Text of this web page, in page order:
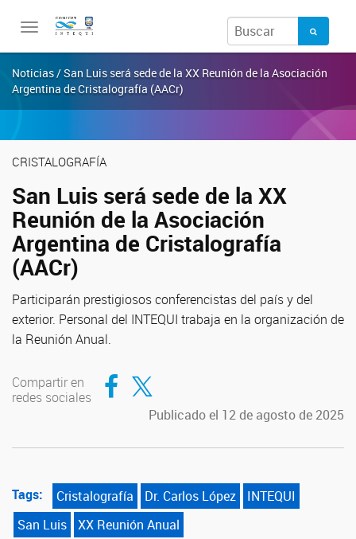
Toggle
Noticias / San Luis será sede de la XX Reunión de la Asociación
Argentina de Cristalografía (AACr)
CRISTALOGRAFÍA
San Luis será sede de la XX
Reunión de la Asociación
Argentina de Cristalografía
(AACr)
Participarán prestigiosos conferencistas del país y del
exterior. Personal del INTEQUI trabaja en la organización de
la Reunión Anual.
Compartir en
redes sociales
Compartir en Facebook
Compartir en Twitter
Publicado el 12 de agosto de 2025
Tags: Cristalografía Dr. Carlos López
INTEQUI
San Luis
XX Reunión Anual